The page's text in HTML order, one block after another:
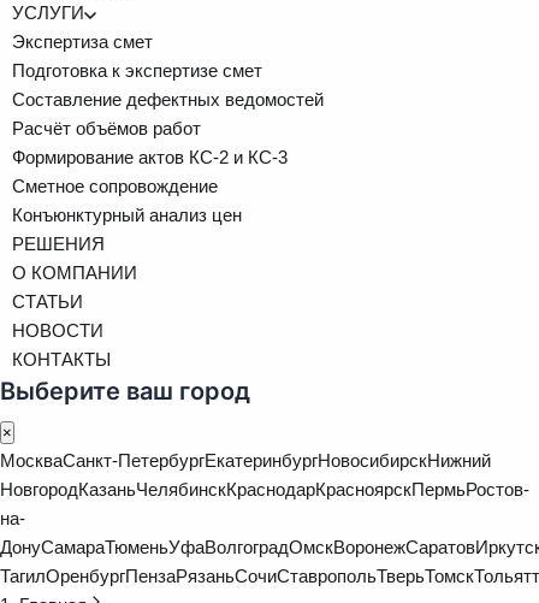
УСЛУГИ
Экспертиза смет
Подготовка к экспертизе смет
Составление дефектных ведомостей
Расчёт объёмов работ
Формирование актов КС-2 и КС-3
Сметное сопровождение
Конъюнктурный анализ цен
РЕШЕНИЯ
О КОМПАНИИ
СТАТЬИ
НОВОСТИ
КОНТАКТЫ
Выберите ваш город
×
МоскваСанкт-ПетербургЕкатеринбургНовосибирскНижний
НовгородКазаньЧелябинскКраснодарКрасноярскПермьРостов-
на-
ДонуСамараТюменьУфаВолгоградОмскВоронежСаратов
ТагилОренбургПензаРязаньСочиСтавропольТверьТомск